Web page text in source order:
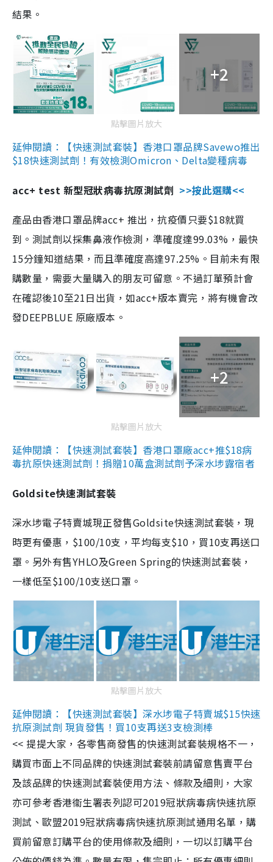
結果。
+2
點擊圖片放大
延伸閱讀：【快速測試套裝】香港口罩品牌Savewo推出
$18快速測試劑！有效檢測Omicron、Delta變種病毒
acc+ test 新型冠狀病毒抗原測試劑 >>按此選購<<
產品由香港口罩品牌acc+ 推出，抗疫價只要$18就買
到。測試劑以採集鼻液作檢測，準確度達99.03%，最快
15分鐘知道結果，而且準確度高達97.25%。目前未有限
購數量，需要大量購入的朋友可留意。不過訂單預計會
在確認後10至21日出貨，如acc+版本賣完，將有機會改
發DEEPBLUE 原廠版本。
+2
點擊圖片放大
延伸閱讀：【快速測試套裝】香港口罩廠acc+推$18病
毒抗原快速測試劑！捐贈10萬盒測試劑予深水埗露宿者
Goldsite快速測試套裝
深水埗電子特賣城現正發售Goldsite快速測試套裝，現
時更有優惠，$100/10支，平均每支$10，買10支再送口
罩。另外有售YHLO及Green Spring的快速測試套裝，
一樣低至$100/10支送口罩。
點擊圖片放大
延伸閱讀：【快速測試套裝】深水埗電子特賣城$15快速
抗原測試劑 現貨發售！買10支再送3支檢測棒
<< 提提大家，各零售商發售的快速測試套裝規格不一，
購買市面上不同品牌的快速測試套裝前請留意售賣平台
及該品牌的快速測試套裝使用方法、條款及細則，大家
亦可參考香港衞生署表列認可2019冠狀病毒病快速抗原
測試、歐盟2019冠狀病毒病快速抗原測試通用名單，購
買前留意訂購平台的使用條款及細則，一切以訂購平台